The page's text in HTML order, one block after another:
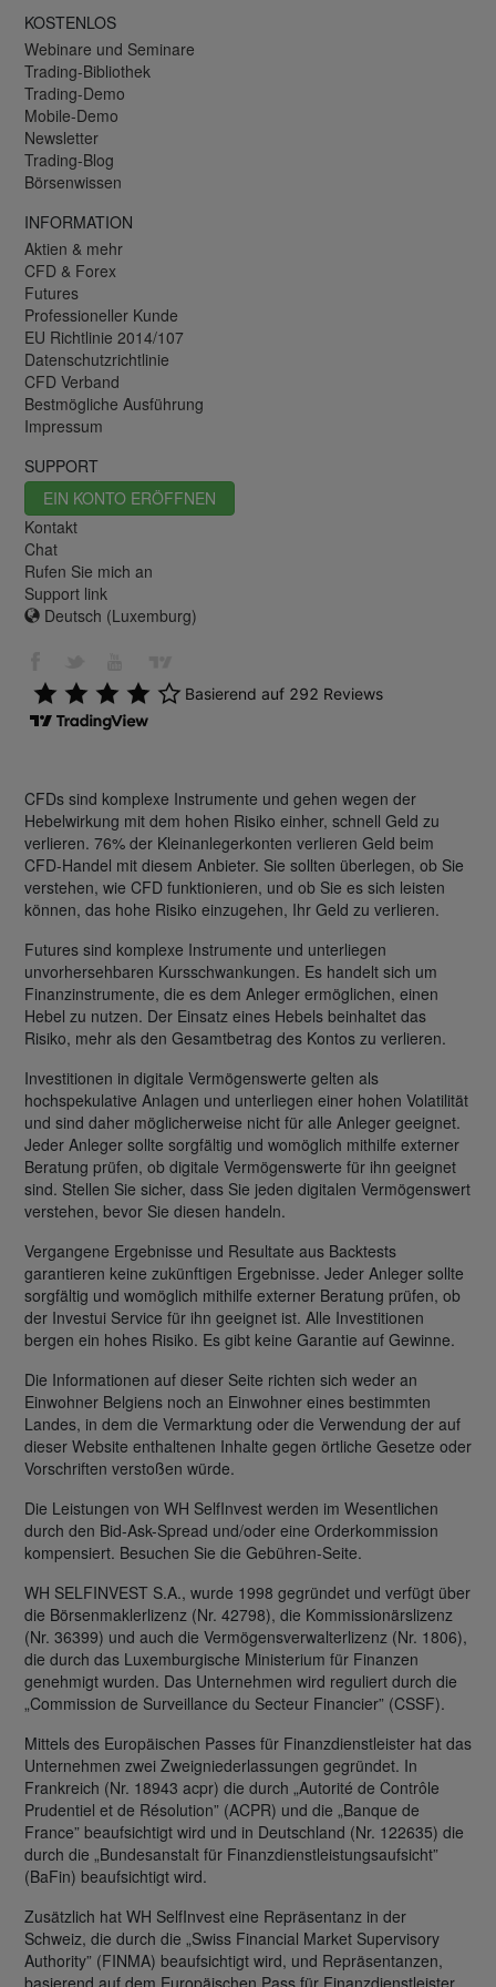
KOSTENLOS
Webinare und Seminare
Trading-Bibliothek
Trading-Demo
Mobile-Demo
Newsletter
Trading-Blog
Börsenwissen
INFORMATION
Aktien & mehr
CFD & Forex
Futures
Professioneller Kunde
EU Richtlinie 2014/107
Datenschutzrichtlinie
CFD Verband
Bestmögliche Ausführung
Impressum
SUPPORT
EIN KONTO ERÖFFNEN
Kontakt
Chat
Rufen Sie mich an
Support link
Deutsch (Luxemburg)
CFDs sind komplexe Instrumente und gehen wegen der
Hebelwirkung mit dem hohen Risiko einher, schnell Geld zu
verlieren. 76% der Kleinanlegerkonten verlieren Geld beim
CFD-Handel mit diesem Anbieter. Sie sollten überlegen, ob Sie
verstehen, wie CFD funktionieren, und ob Sie es sich leisten
können, das hohe Risiko einzugehen, Ihr Geld zu verlieren.
Futures sind komplexe Instrumente und unterliegen
unvorhersehbaren Kursschwankungen. Es handelt sich um
Finanzinstrumente, die es dem Anleger ermöglichen, einen
Hebel zu nutzen. Der Einsatz eines Hebels beinhaltet das
Risiko, mehr als den Gesamtbetrag des Kontos zu verlieren.
Investitionen in digitale Vermögenswerte gelten als
hochspekulative Anlagen und unterliegen einer hohen Volatilität
und sind daher möglicherweise nicht für alle Anleger geeignet.
Jeder Anleger sollte sorgfältig und womöglich mithilfe externer
Beratung prüfen, ob digitale Vermögenswerte für ihn geeignet
sind. Stellen Sie sicher, dass Sie jeden digitalen Vermögenswert
verstehen, bevor Sie diesen handeln.
Vergangene Ergebnisse und Resultate aus Backtests
garantieren keine zukünftigen Ergebnisse. Jeder Anleger sollte
sorgfältig und womöglich mithilfe externer Beratung prüfen, ob
der Investui Service für ihn geeignet ist. Alle Investitionen
bergen ein hohes Risiko. Es gibt keine Garantie auf Gewinne.
Die Informationen auf dieser Seite richten sich weder an
Einwohner Belgiens noch an Einwohner eines bestimmten
Landes, in dem die Vermarktung oder die Verwendung der auf
dieser Website enthaltenen Inhalte gegen örtliche Gesetze oder
Vorschriften verstoßen würde.
Die Leistungen von WH SelfInvest werden im Wesentlichen
durch den Bid-Ask-Spread und/oder eine Orderkommission
kompensiert. Besuchen Sie die Gebühren-Seite.
WH SELFINVEST S.A., wurde 1998 gegründet und verfügt über
die Börsenmaklerlizenz (Nr. 42798), die Kommissionärslizenz
(Nr. 36399) und auch die Vermögensverwalterlizenz (Nr. 1806),
die durch das Luxemburgische Ministerium für Finanzen
genehmigt wurden. Das Unternehmen wird reguliert durch die
„Commission de Surveillance du Secteur Financier” (CSSF).
Mittels des Europäischen Passes für Finanzdienstleister hat das
Unternehmen zwei Zweigniederlassungen gegründet. In
Frankreich (Nr. 18943 acpr) die durch „Autorité de Contrôle
Prudentiel et de Résolution” (ACPR) und die „Banque de
France” beaufsichtigt wird und in Deutschland (Nr. 122635) die
durch die „Bundesanstalt für Finanzdienstleistungsaufsicht”
(BaFin) beaufsichtigt wird.
Zusätzlich hat WH SelfInvest eine Repräsentanz in der
Schweiz, die durch die „Swiss Financial Market Supervisory
Authority” (FINMA) beaufsichtigt wird, und Repräsentanzen,